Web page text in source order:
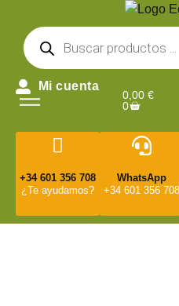
Mi cuenta
0,00€
0
+34 601 356 708
¿Te ayudamos?
WhatsApp
+34 601 356 708